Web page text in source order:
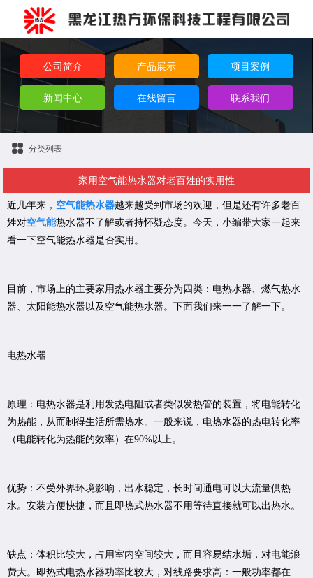
公司简介 产品展示 项目案例
新闻中心 在线留言 联系我们
分类列表
家用空气能热水器对老百姓的实用性
近几年来， 空气能热水器越来越受到市场的欢迎，但是还有许多老百
姓对空气能热水器不了解或者持怀疑态度。今天，小编带大家一起来
看一下空气能热水器是否实用。
目前，市场上的主要家用热水器主要分为四类：电热水器、燃气热水
器、太阳能热水器以及空气能热水器。下面我们来一一了解一下。
电热水器
原理：电热水器是利用发热电阻或者类似发热管的装置，将电能转化
为热能，从而制得生活所需热水。一般来说，电热水器的热电转化率
（电能转化为热能的效率）在90%以上。
优势：不受外界环境影响，出水稳定，长时间通电可以大流量供热
水。安装方便快捷，而且即热式热水器不用等待直接就可以出热水。
缺点：体积比较大，占用室内空间较大，而且容易结水垢，对电能浪
费大。即热式电热水器功率比较大，对线路要求高：一般功率都在